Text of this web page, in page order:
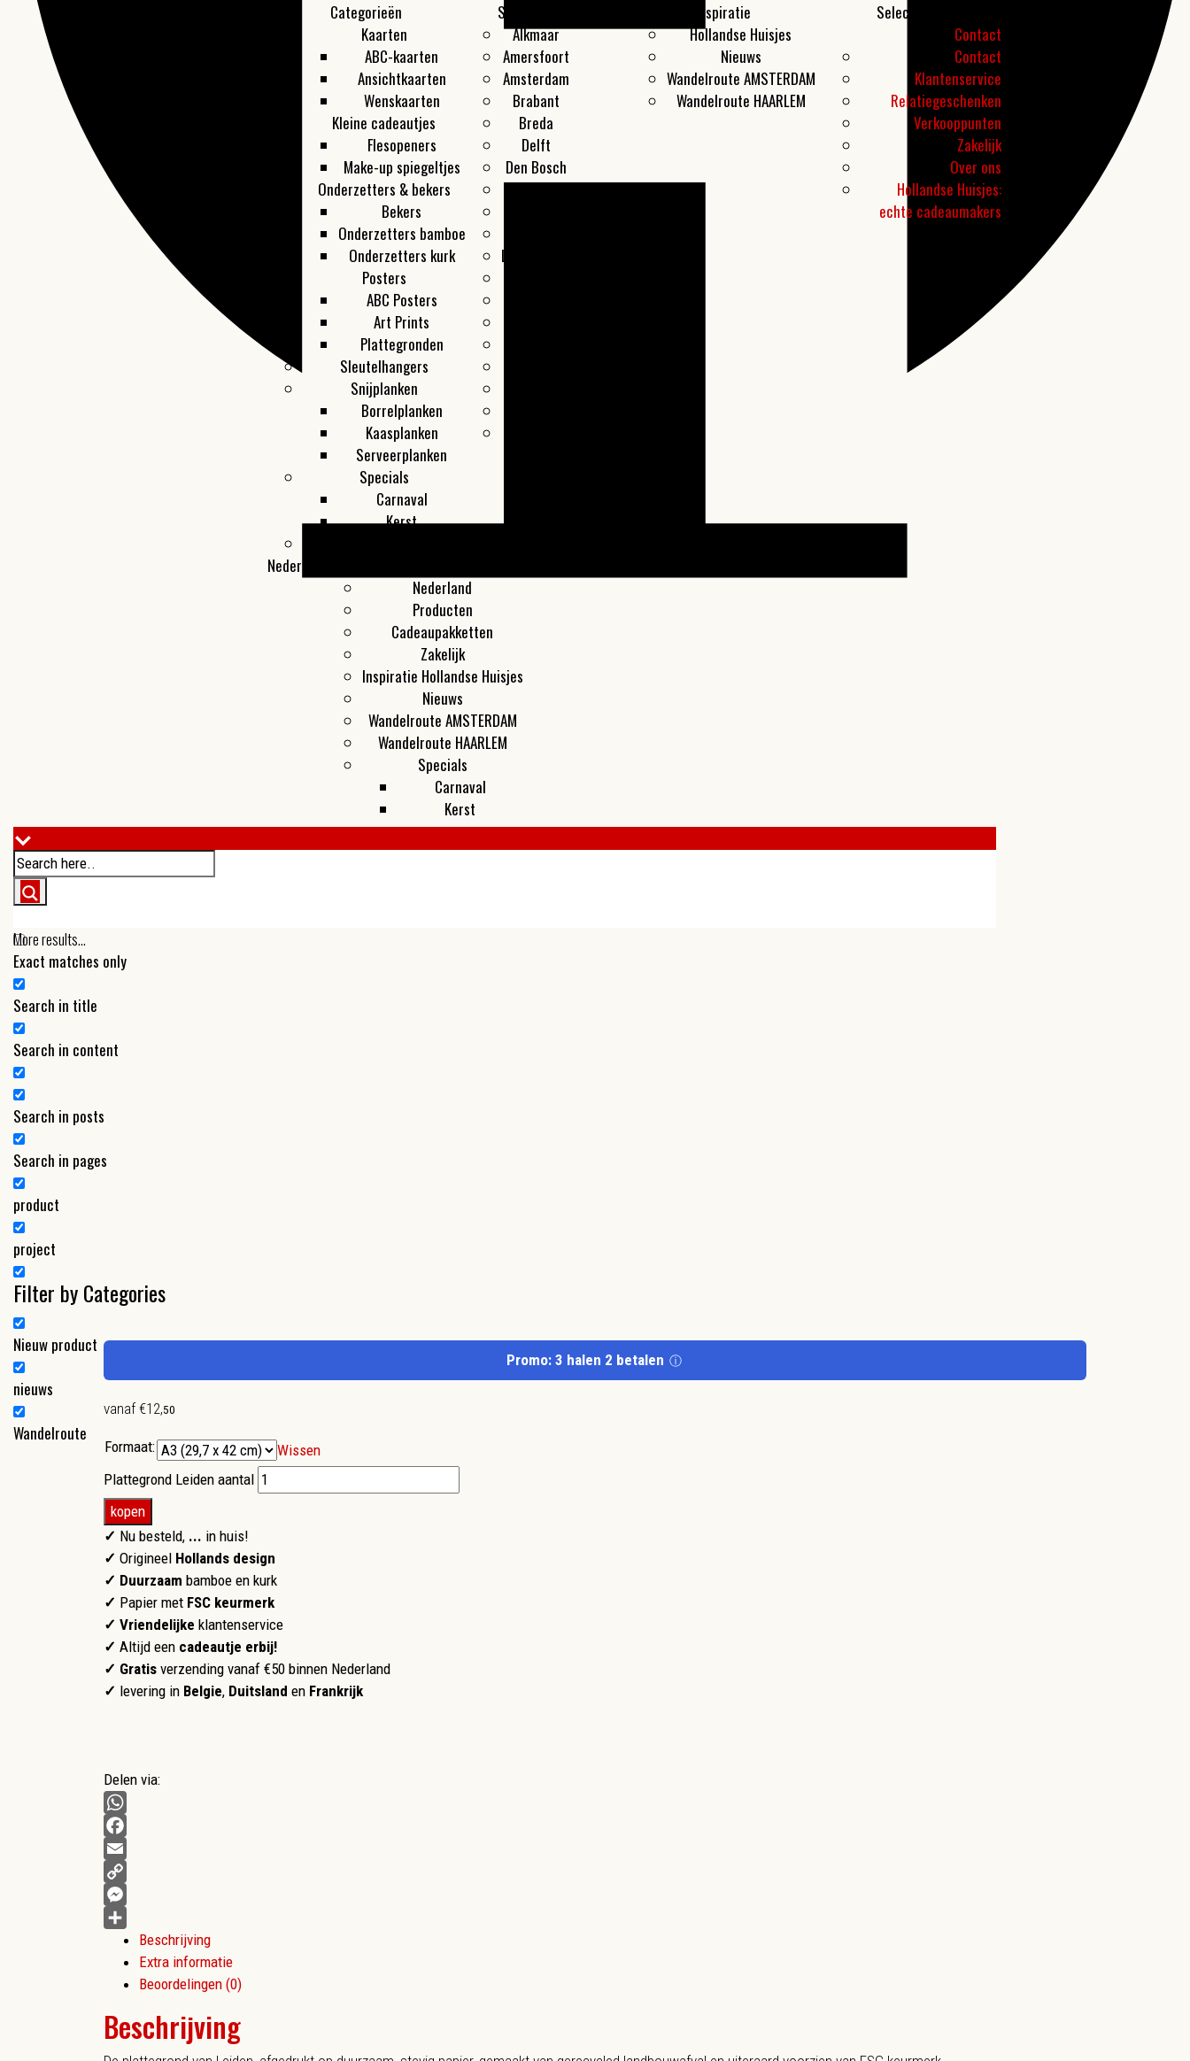
Categorieën
Kaarten
ABC-kaarten
Ansichtkaarten
Wenskaarten
Kleine cadeautjes
Flesopeners
Make-up spiegeltjes
Onderzetters & bekers
Bekers
Onderzetters bamboe
Onderzetters kurk
Posters
ABC Posters
Art Prints
Plattegronden
Sleutelhangers
Snijplanken
Borrelplanken
Kaasplanken
Serveerplanken
Specials
Carnaval
Kerst
Steden
Alkmaar
Amersfoort
Amsterdam
Brabant
Breda
Delft
Den Bosch
Den Haag
Leeuwarden
Inspiratie
Hollandse Huisjes
Nieuws
Wandelroute AMSTERDAM
Wandelroute HAARLEM
Nederland
Nederland
Producten
Cadeaupakketten
Zakelijk
Inspiratie Hollandse Huisjes
Nieuws
Wandelroute AMSTERDAM
Wandelroute HAARLEM
Specials
Carnaval
Kerst
Selecteer een pagina
Contact
Contact
Klantenservice
Relatiegeschenken
Verkooppunten
Zakelijk
Over ons
Hollandse Huisjes:
echte cadeaumakers
More results...
Exact matches only
Search in title
Search in content
Search in posts
Search in pages
product
project
Filter by Categories
Nieuw product
nieuws
Wandelroute
Promo: 3 halen 2 betalen ⓘ
vanaf€12,50
Formaat:
Wissen
Plattegrond Leiden aantal
kopen
✓ Nu besteld, ... in huis!
✓ Origineel Hollands design
✓ Duurzaam bamboe en kurk
✓ Papier met FSC keurmerk
✓ Vriendelijke klantenservice
✓ Altijd een cadeautje erbij!
✓ Gratis verzending vanaf €50 binnen Nederland
✓ levering in Belgie, Duitsland en Frankrijk
Delen via:
WhatsApp
Facebook
Email
Copy
Link
Messenger
Delen
Beschrijving
Extra informatie
Beoordelingen (0)
Beschrijving